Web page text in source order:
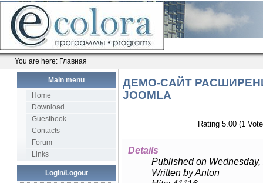
You are here: Главная
Main menu
Home
Download
Guestbook
Contacts
Forum
Links
Login/Logout
ДЕМО-САЙТ
JOOMLA
Rating 5.00 (1
Details
Published on
Written by Anton